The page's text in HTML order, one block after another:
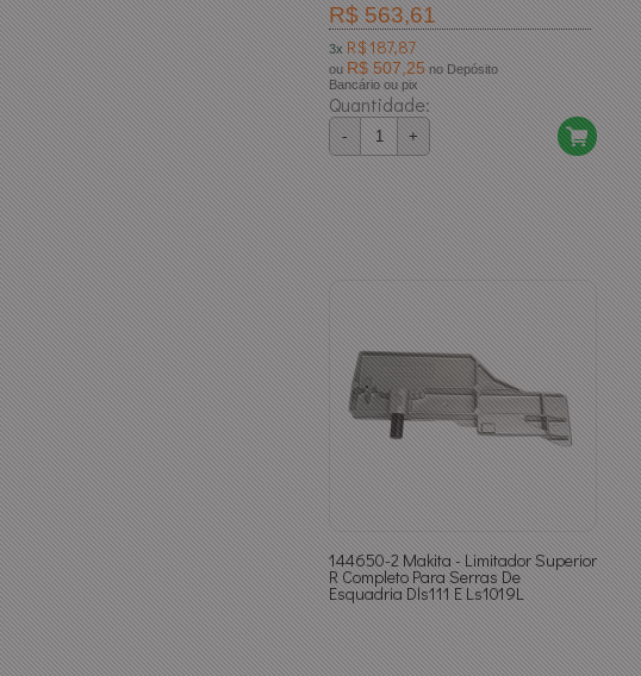
R$ 563,61
3x R$ 187,87
ou R$ 507,25 no Depósito
Bancário ou pix
Quantidade:
- +
144650-2 Makita - Limitador Superior
R Completo Para Serras De
Esquadria Dls111 E Ls1019L